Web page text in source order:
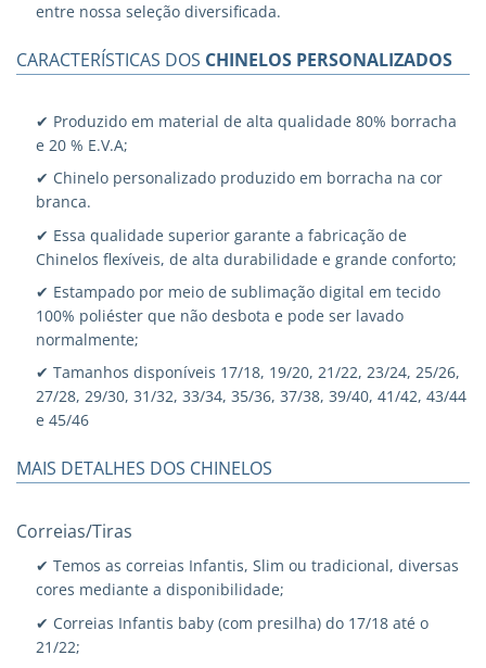
entre nossa seleção diversificada.
CARACTERÍSTICAS DOS CHINELOS PERSONALIZADOS
✔ Produzido em material de alta qualidade 80% borracha
e 20 % E.V.A;
✔ Chinelo personalizado produzido em borracha na cor
branca.
✔ Essa qualidade superior garante a fabricação de
Chinelos flexíveis, de alta durabilidade e grande conforto;
✔ Estampado por meio de sublimação digital em tecido
100% poliéster que não desbota e pode ser lavado
normalmente;
✔ Tamanhos disponíveis 17/18, 19/20, 21/22, 23/24, 25/26,
27/28, 29/30, 31/32, 33/34, 35/36, 37/38, 39/40, 41/42, 43/44
e 45/46
MAIS DETALHES DOS CHINELOS
Correias/Tiras
✔ Temos as correias Infantis, Slim ou tradicional, diversas
cores mediante a disponibilidade;
✔ Correias Infantis baby (com presilha) do 17/18 até o
21/22;